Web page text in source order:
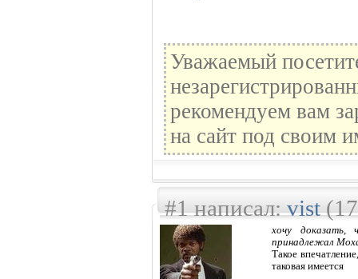
Уважаемый
рекомендуем вам
на сайт под своим
#1 написал:vist(17
хочу
принадлежал
Такое
таковая имеется